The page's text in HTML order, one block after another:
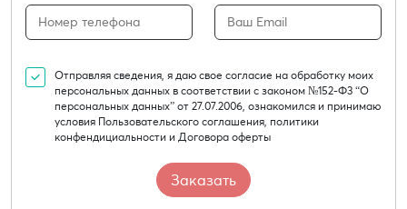
Отправляя сведения, я даю свое согласие на обработку моих
персональных данных в соответствии с законом №152-Ф3 “О
персональных данных” от 27.07.2006, ознакомился и принимаю
условия Пользовательского соглашения, политики
конфендициальности и Договора оферты